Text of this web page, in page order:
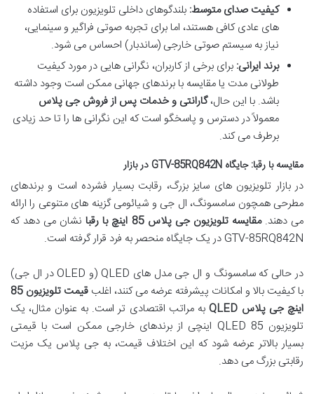
کیفیت صدای متوسط: بلندگوهای داخلی تلویزیون برای استفاده
های عادی کافی هستند، اما برای تجربه صوتی فراگیر و سینمایی،
نیاز به سیستم صوتی خارجی (ساندبار) احساس می شود.
برند ایرانی: برای برخی از کاربران، نگرانی هایی در مورد کیفیت
طولانی مدت یا مقایسه با برندهای جهانی ممکن است وجود داشته
باشد. با این حال،گارانتی و خدمات پس از فروش جی پلاس
معمولاً در دسترس و پاسخگو است که این نگرانی ها را تا حد زیادی
برطرف می کند.
مقایسه با رقبا: جایگاه GTV-85RQ842N در بازار
در بازار تلویزیون های سایز بزرگ، رقابت بسیار فشرده است و برندهای
مطرحی همچون سامسونگ، ال جی و شیائومی گزینه های متنوعی را ارائه
می دهند.مقایسه تلویزیون جی پلاس 85 اینچ با رقبا
نشان می دهد که
GTV-85RQ842N در یک جایگاه منحصر به فرد قرار گرفته است.
در حالی که سامسونگ و ال جی مدل های QLED (و OLED در ال جی)
با کیفیت بالا و امکانات پیشرفته عرضه می کنند، اغلب
قیمت تلویزیون 85
اینچ جی پلاس QLED
به مراتب اقتصادی تر است. به عنوان مثال، یک
تلویزیون QLED 85 اینچی از برندهای خارجی ممکن است با قیمتی
بسیار بالاتر عرضه شود که این اختلاف قیمت، به جی پلاس یک مزیت
رقابتی بزرگ می دهد.